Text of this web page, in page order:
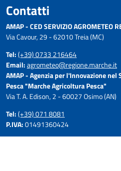
Contatti
AMAP - CED SERVIZIO AGROMETEO
Via Cavour, 29 - 62010 Treia (MC)
Tel:(+39) 0733 216464
Email:agrometeo@regione.marche.it
AMAP - Agenzia per l'Innovazione
Pesca "Marche Agricoltura Pesca"
Via T. A. Edison, 2 - 60027 Osimo (AN)
Tel:(+39) 071 8081
P.IVA:01491360424